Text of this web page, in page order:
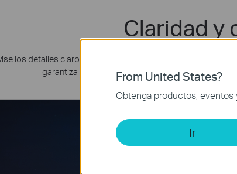
Claridad y
los detalles claros y coloridos las 24 horas, incluso en la
garantiza un monitoreo colorido con su lente de
From United States?
Obtenga productos, eventos
Ir